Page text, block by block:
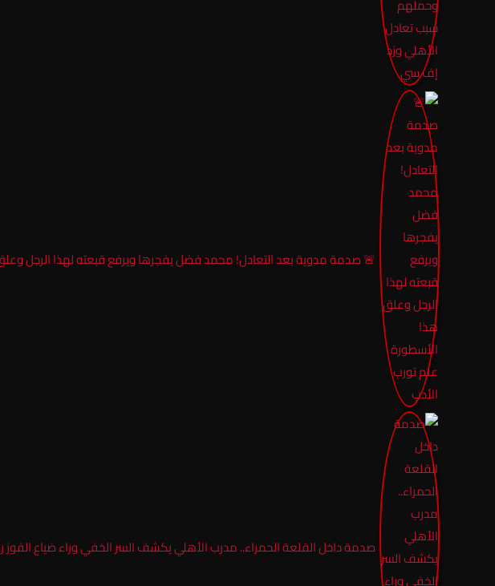
🚨 صدمة مدوية بعد التعادل! محمد فضل يفجرها ويرفع قبعته لهذا الرجل
صدمة داخل القلعة الحمراء.. مدرب الأهلي يكشف السر الخفي وراء ضياع الفوز رغم 22